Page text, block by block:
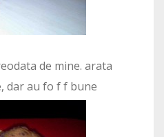
de mine. arata
dar au fo f f bune